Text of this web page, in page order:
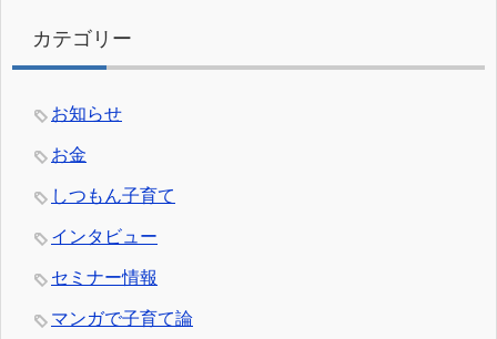
カテゴリー
お知らせ
お金
しつもん子育て
インタビュー
セミナー情報
マンガで子育て論